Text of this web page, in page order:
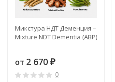
Микстура НДТ Деменция –
Mixture NDT Dementia (ABP)
от 2 670 ₽
0